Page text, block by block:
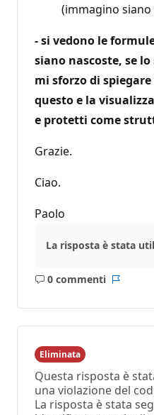
(immagino siano
- si vedono le
siano nascoste, se
mi sforzo di
questo e la
e protetti come
Grazie.
Ciao.
Paolo
La risposta è stata
0 commenti
Nessun
Eliminata
Questa risposta è
una violazione del
La risposta è stata